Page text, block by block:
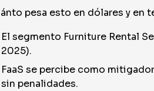
pesa esto en dólares y en
El segmento Furniture Rental
2025).
FaaS se percibe como
sin penalidades.